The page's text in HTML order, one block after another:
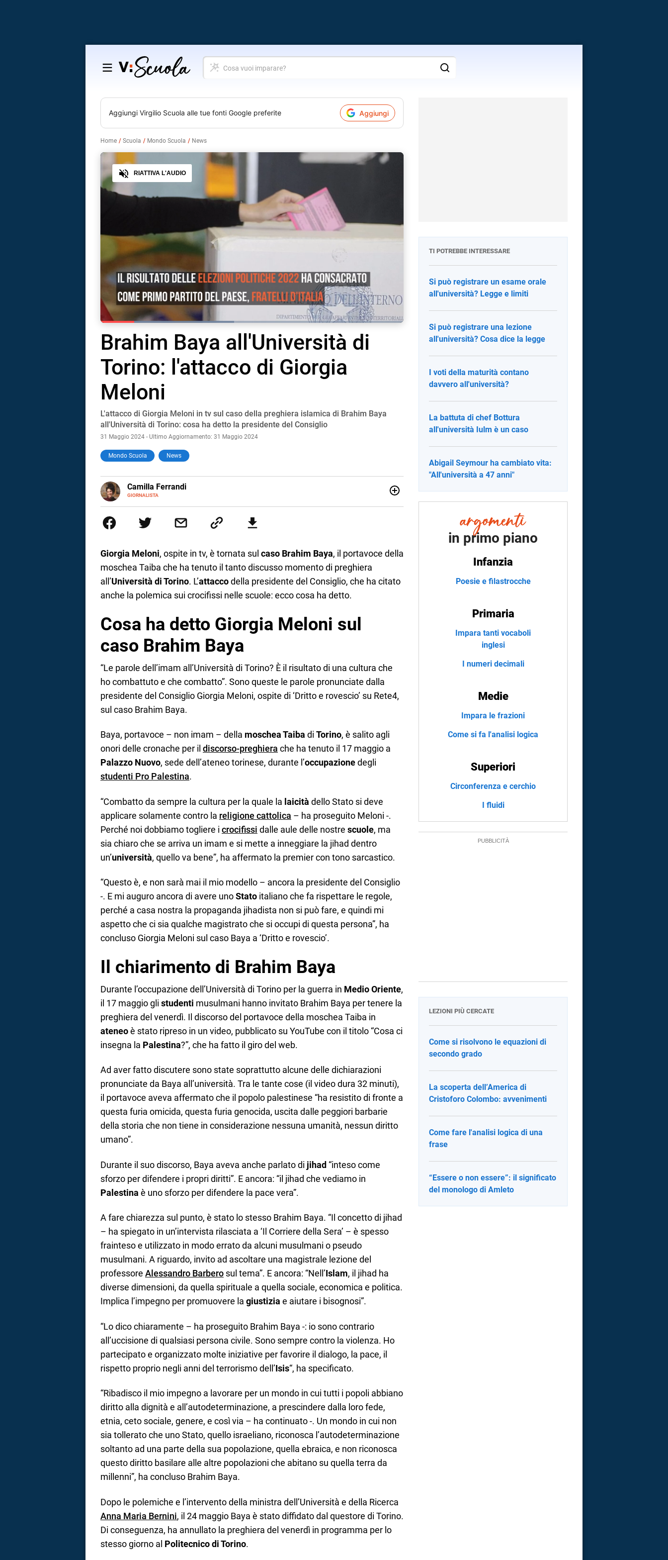
Salta
contenuto
Cosa
vuoi
Aggiungi Virgilio Scuola alle tue fonti Google preferite Aggiungi
Home Scuola Mondo Scuola News
Pause Unmute
Loaded:44.15%
Fullscreen
Audio
RIATTIVA L'AUDIO
Brahim Baya all'Università di
Torino: l'attacco di Giorgia
Meloni
L'attacco di Giorgia Meloni in tv sul caso della preghiera islamica di Brahim Baya
all'Università di Torino: cosa ha detto la presidente del Consiglio
31 Maggio 2024 - Ultimo Aggiornamento: 31 Maggio 2024
Mondo Scuola News
Camilla Ferrandi
GIORNALISTA
E-
MAIL
LINKEDIN
più fermata. L’attualità è il mio pane quotidiano, i libri la mia via per evadere e viaggiare con
Giorgia Meloni, ospite in tv, è tornata sul caso Brahim Baya, il portavoce della
moschea Taiba che ha tenuto il tanto discusso momento di preghiera
all’Università di Torino. L’attaccodella presidente del Consiglio, che ha citato
anche la polemica sui crocifissi nelle scuole: ecco cosa ha detto.
Cosa ha detto Giorgia Meloni sul
caso Brahim Baya
“Le parole dell’imam all’Università di Torino? È il risultato di una cultura che
ho combattuto e che combatto”. Sono queste le parole pronunciate dalla
presidente del Consiglio Giorgia Meloni, ospite di ‘Dritto e rovescio’ su Rete4,
sul caso Brahim Baya.
Baya, portavoce – non imam – della moschea Taiba di Torino, è salito agli
onori delle cronache per il discorso-preghiera che ha tenuto il 17 maggio a
Palazzo Nuovo, sede dell’ateneo torinese, durante l’occupazionedegli
studenti Pro Palestina.
“Combatto da sempre la cultura per la quale la laicità dello Stato si deve
applicare solamente contro la religione cattolica – ha proseguito Meloni -.
Perché noi dobbiamo togliere i crocifissi dalle aule delle nostre scuole, ma
sia chiaro che se arriva un imam e si mette a inneggiare la jihad dentro
un’università, quello va bene”, ha affermato la premier con tono sarcastico.
“Questo è, e non sarà mai il mio modello – ancora la presidente del Consiglio
-. E mi auguro ancora di avere unoStato italiano che fa rispettare le regole,
perché a casa nostra la propaganda jihadista non si può fare, e quindi mi
aspetto che ci sia qualche magistrato che si occupi di questa persona”, ha
concluso Giorgia Meloni sul caso Baya a ‘Dritto e rovescio’.
Il chiarimento di Brahim Baya
Durante l’occupazione dell’Università di Torino per la guerra in Medio Oriente,
il 17 maggio gli studenti musulmani hanno invitato Brahim Baya per tenere la
preghiera del venerdì. Il discorso del portavoce della moschea Taiba in
ateneoè stato ripreso in un video, pubblicato su YouTube con il titolo “Cosa ci
insegna la Palestina?”, che ha fatto il giro del web.
Ad aver fatto discutere sono state soprattutto alcune delle dichiarazioni
pronunciate da Baya all’università. Tra le tante cose (il video dura 32 minuti),
il portavoce aveva affermato che il popolo palestinese “ha resistito di fronte a
questa furia omicida, questa furia genocida, uscita dalle peggiori barbarie
della storia che non tiene in considerazione nessuna umanità, nessun diritto
umano”.
Durante il suo discorso, Baya aveva anche parlato di jihad “inteso come
sforzo per difendere i propri diritti”. E ancora: “il jihad che vediamo in
Palestina è uno sforzo per difendere la pace vera”.
A fare chiarezza sul punto, è stato lo stesso Brahim Baya. “Il concetto di jihad
– ha spiegato in un’intervista rilasciata a ‘Il Corriere della Sera’ – è spesso
frainteso e utilizzato in modo errato da alcuni musulmani o pseudo
musulmani. A riguardo, invito ad ascoltare una magistrale lezione del
professore Alessandro Barbero sul tema”. E ancora: “Nell’Islam, il jihad ha
diverse dimensioni, da quella spirituale a quella sociale, economica e politica.
Implica l’impegno per promuovere la giustizia e aiutare i bisognosi”.
“Lo dico chiaramente – ha proseguito Brahim Baya -: io sono contrario
all’uccisione di qualsiasi persona civile. Sono sempre contro la violenza. Ho
partecipato e organizzato molte iniziative per favorire il dialogo, la pace, il
rispetto proprio negli anni del terrorismo dell’Isis“, ha specificato.
“Ribadisco il mio impegno a lavorare per un mondo in cui tutti i popoli abbiano
diritto alla dignità e all’autodeterminazione, a prescindere dalla loro fede,
etnia, ceto sociale, genere, e così via – ha continuato -. Un mondo in cui non
sia tollerato che uno Stato, quello israeliano, riconosca l’autodeterminazione
soltanto ad una parte della sua popolazione, quella ebraica, e non riconosca
questo diritto basilare alle altre popolazioni che abitano su quella terra da
millenni”, ha concluso Brahim Baya.
Dopo le polemiche e l’intervento della ministra dell’Università e della Ricerca
Anna Maria Bernini, il 24 maggio Baya è stato diffidato dal questore di Torino.
Di conseguenza, ha annullato la preghiera del venerdì in programma per lo
stesso giorno al Politecnico di Torino.
TI POTREBBE INTERESSARE
Si può registrare un esame orale
all'università? Legge e limiti
Si può registrare una lezione
all'università? Cosa dice la legge
I voti della maturità contano
davvero all'università?
La battuta di chef Bottura
all'università Iulm è un caso
Abigail Seymour ha cambiato vita:
"All'università a 47 anni"
in primo piano
Infanzia
Poesie e filastrocche
Primaria
Impara tanti vocaboli
inglesi
I numeri decimali
Medie
Impara le frazioni
Come si fa l'analisi logica
Superiori
Circonferenza e cerchio
I fluidi
LEZIONI PIÙ CERCATE
Come si risolvono le equazioni di
secondo grado
La scoperta dell’America di
Cristoforo Colombo: avvenimenti
Come fare l'analisi logica di una
frase
“Essere o non essere”: il significato
del monologo di Amleto